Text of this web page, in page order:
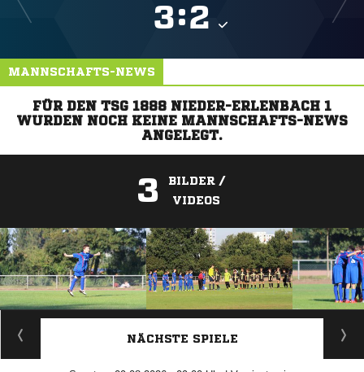
:
MANNSCHAFTS-NEWS
FÜR DEN TSG 1888 NIEDER-ERLENBACH 1
WURDEN NOCH KEINE MANNSCHAFTS-NEWS
ANGELEGT.
3
BILDER /
VIDEOS
ANZEIGE
NÄCHSTE SPIELE